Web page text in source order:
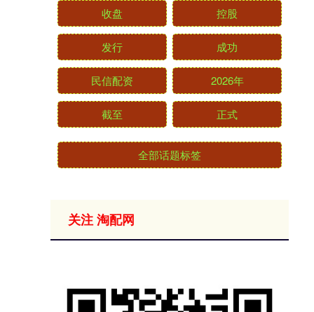
收盘 控股
发行 成功
民信配资 2026年
截至 正式
全部话题标签
关注 淘配网